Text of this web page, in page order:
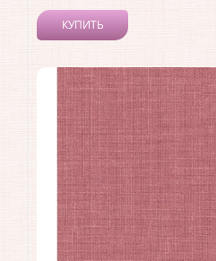
КУПИТЬ
Коллекция:Living with Art
Длина рулона:8.23
Ширина рулона: 0.68
Материал покрытия:Акриловое
Страна:США
Материал основы:Бумага
Раппорт:53